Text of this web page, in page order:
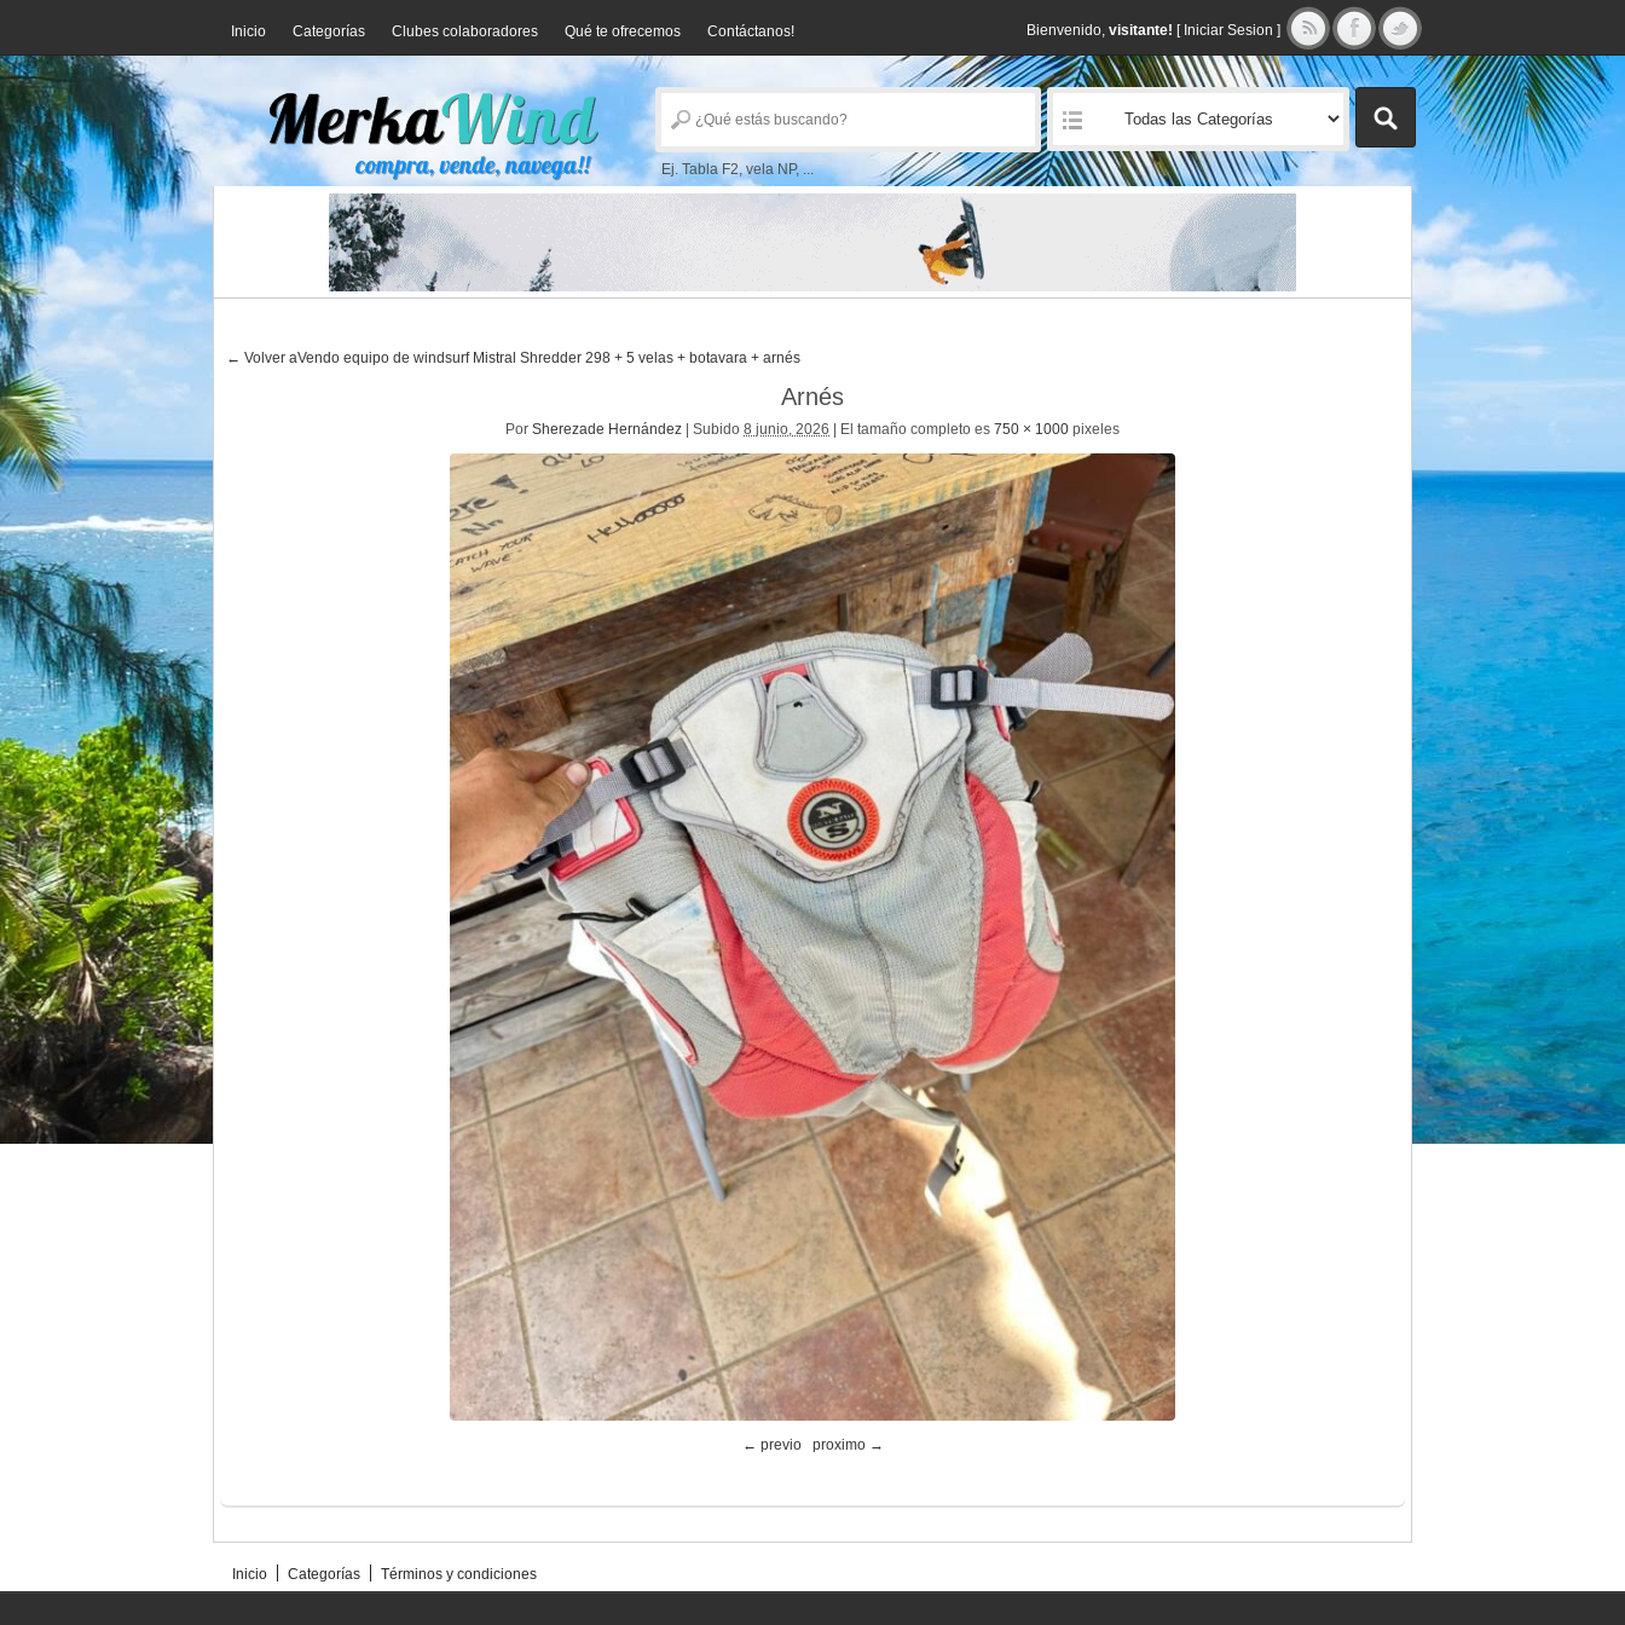
Inicio Categorías Clubes colaboradores Qué te ofrecemos Contáctanos! Bienvenido, visitante! [ Iniciar Sesion ]
Ej. Tabla F2, vela NP, ...
← Volver aVendo equipo de windsurf Mistral Shredder 298 + 5 velas + botavara + arnés
Arnés
Por Sherezade Hernández Subido 8 junio, 2026 El tamaño completo es 750 × 1000 pixeles
← previo proximo →
Inicio Categorías Términos y condiciones